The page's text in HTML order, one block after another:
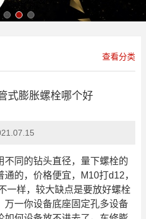
查看分类
式膨胀螺栓哪个好
同的钻头直径，量下螺栓的
的，价格便宜，M10打d12，
一样，较大缺点是要放好螺栓
万一你设备底座固定孔多设备